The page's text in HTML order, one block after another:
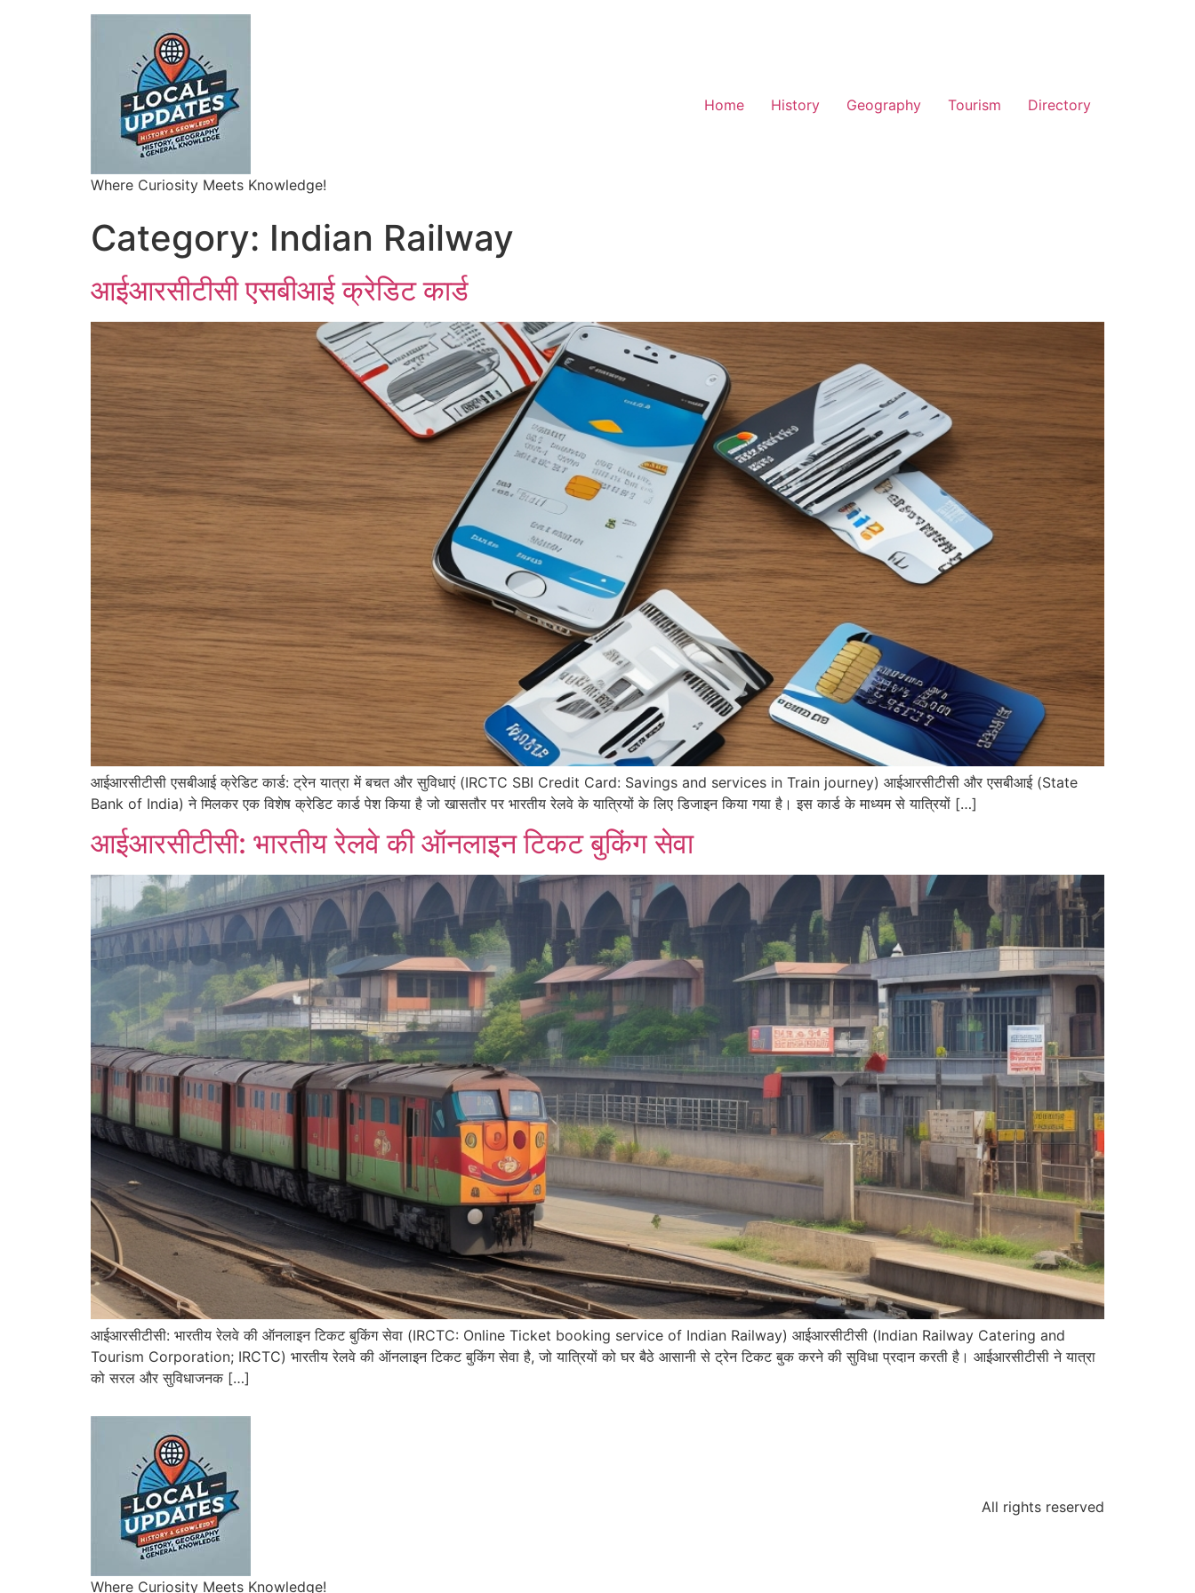
Where Curiosity Meets Knowledge!
Home History Geography Tourism Directory
Category: Indian Railway
आईआरसीटीसी एसबीआई क्रेडिट कार्ड
आईआरसीटीसी एसबीआई क्रेडिट कार्ड: ट्रेन यात्रा में बचत और सुविधाएं (IRCTC SBI Credit Card: Savings and services in Train journey) आईआरसीटीसी और एसबीआई (State
Bank of India) ने मिलकर एक विशेष क्रेडिट कार्ड पेश किया है जो खासतौर पर भारतीय रेलवे के यात्रियों के लिए डिजाइन किया गया है। इस कार्ड के माध्यम से यात्रियों […]
आईआरसीटीसी: भारतीय रेलवे की ऑनलाइन टिकट बुकिंग सेवा
आईआरसीटीसी: भारतीय रेलवे की ऑनलाइन टिकट बुकिंग सेवा (IRCTC: Online Ticket booking service of Indian Railway) आईआरसीटीसी (Indian Railway Catering and
Tourism Corporation; IRCTC) भारतीय रेलवे की ऑनलाइन टिकट बुकिंग सेवा है, जो यात्रियों को घर बैठे आसानी से ट्रेन टिकट बुक करने की सुविधा प्रदान करती है। आईआरसीटीसी ने यात्रा
को सरल और सुविधाजनक […]
Where Curiosity Meets Knowledge!
All rights reserved